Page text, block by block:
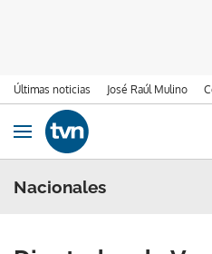
Últimas noticias José Raúl Mulino
Ir al contenido
Obrir navegació
Nacionales